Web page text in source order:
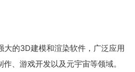
大的3D建模和渲染软件，广泛应用
、游戏开发以及元宇宙等领域。